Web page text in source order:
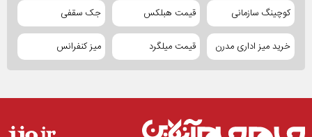
کوچینگ سازمانی قیمت هبلکس جک سقفی
خرید میز اداری مدرن قیمت میلگرد میز کنفرانس